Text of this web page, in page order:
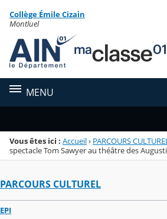
Menu de la rubrique
Contenu
Collège Émile Cizain
Montluel
MENU
Vous êtes ici : Accueil› PARCOURS CULTUREL
spectacle Tom Sawyer au théâtre des
PARCOURS CULTUREL
EPI